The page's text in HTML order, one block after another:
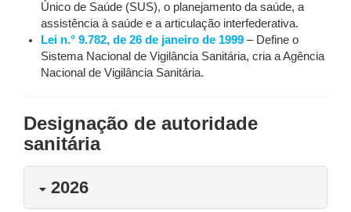
Único de Saúde (SUS), o planejamento da saúde, a
assistência à saúde e a articulação interfederativa.
Lei n.° 9.782, de 26 de janeiro de 1999 – Define o
Sistema Nacional de Vigilância Sanitária, cria a Agência
Nacional de Vigilância Sanitária.
Designação de autoridade
sanitária
2026